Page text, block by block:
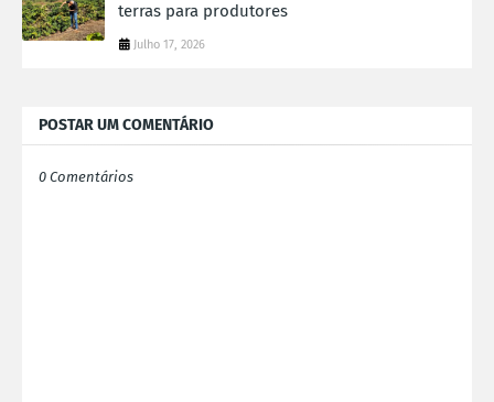
terras para produtores
Julho 17, 2026
POSTAR UM COMENTÁRIO
0 Comentários